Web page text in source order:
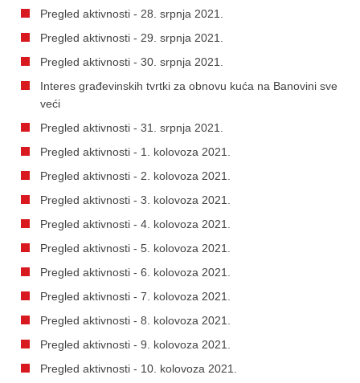
Pregled aktivnosti - 28. srpnja 2021.
Pregled aktivnosti - 29. srpnja 2021.
Pregled aktivnosti - 30. srpnja 2021.
Interes građevinskih tvrtki za obnovu kuća na Banovini sve
veći
Pregled aktivnosti - 31. srpnja 2021.
Pregled aktivnosti - 1. kolovoza 2021.
Pregled aktivnosti - 2. kolovoza 2021.
Pregled aktivnosti - 3. kolovoza 2021.
Pregled aktivnosti - 4. kolovoza 2021.
Pregled aktivnosti - 5. kolovoza 2021.
Pregled aktivnosti - 6. kolovoza 2021.
Pregled aktivnosti - 7. kolovoza 2021.
Pregled aktivnosti - 8. kolovoza 2021.
Pregled aktivnosti - 9. kolovoza 2021.
Pregled aktivnosti - 10. kolovoza 2021.